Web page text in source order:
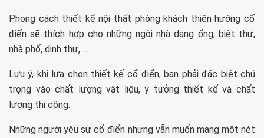
Phong cách thiết kế nội thất phòng khách thiên hướng cổ
điển sẽ thích hợp cho những ngôi nhà dạng ống, biệt thự,
nhà phố, dinh thự, …
Lưu ý, khi lựa chọn thiết kế cổ điển, bạn phải đặc biệt chú
trọng vào chất lượng vật liệu, ý tưởng thiết kế và chất
lượng thi công.
Những người yêu sự cổ điển nhưng vẫn muốn mang một nét